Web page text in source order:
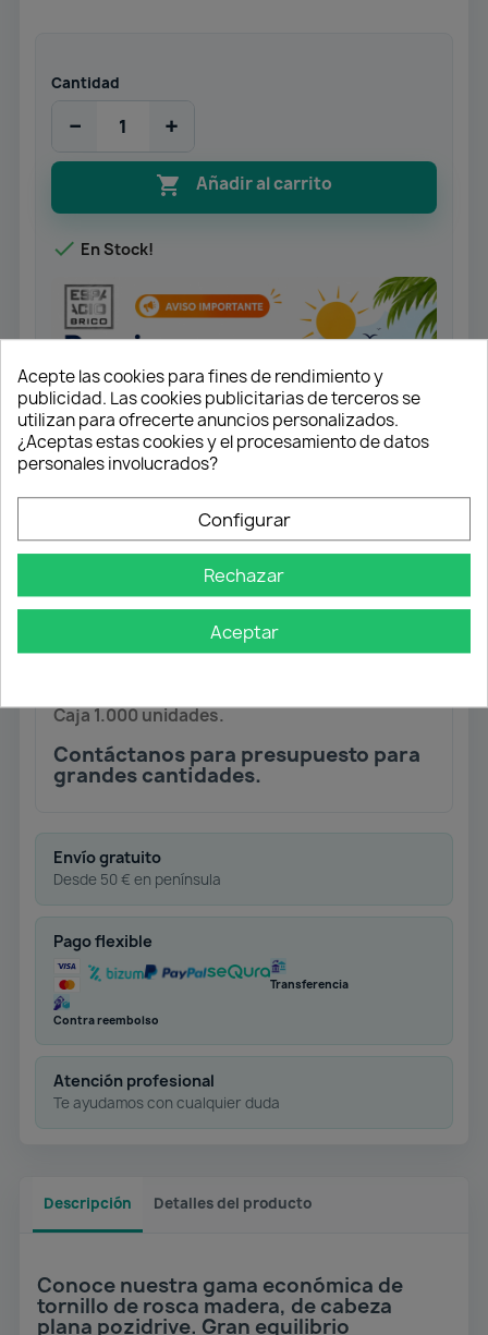
Cantidad
− +
 Añadir al carrito
 En Stock!
Tornillo Rosca Madera, Cabeza Plana
Pozidrive.
Acabado galvanizado.
Caja 1.000 unidades.
Contáctanos para presupuesto para
grandes cantidades.
Envío gratuito
Desde 50 € en península
Pago flexible
Transferencia
Contra reembolso
Atención profesional
Te ayudamos con cualquier duda
Descripción Detalles del producto
Conoce nuestra gama económica de
tornillo de rosca madera, de cabeza
plana pozidrive. Gran equilibrio
Acepte las cookies para fines de rendimiento y
publicidad. Las cookies publicitarias de terceros se
utilizan para ofrecerte anuncios personalizados.
¿Aceptas estas cookies y el procesamiento de datos
personales involucrados?
Configurar
Rechazar
Aceptar